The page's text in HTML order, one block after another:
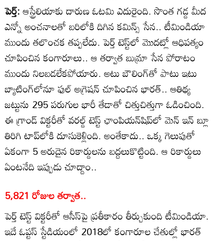
పెర్త్:ఆస్ట్రేలియాకు దారుణ ఓటమి ఎదురైంది. సొంత గడ్డ మీద
ఎన్నో అంచనాలతో బరిలోకి దిగిన కమిన్స్ సేన.. టీమిండియా
ముందు తలొంచక తప్పలేదు. పెర్త్ టెస్ట్‌లో మొదట్లో ఆధిపత్యం
చూపించిన కంగారూలు.. ఆ తర్వాత బుమ్రా సేన పోరాటం
ముందు నిలబడలేకపోయారు. అటు బౌలింగ్‌తో పాటు ఇటు
బ్యాటింగ్‌లోనూ ఫుల్ అగ్రెషన్ చూపించిన భారత్.. ఆతిథ్య
జట్టును 295 పరుగుల భారీ తేడాతో చిత్తుచిత్తుగా ఓడించింది.
ఈ గ్రాండ్ విక్టరీతో వరల్డ్ టెస్ట్ ఛాంపియన్‌షిప్‌లో మెన్ ఇన్ బ్లూ
తిరిగి టాప్‌లోకి దూసుకెళ్లింది. అంతేకాదు.. ఒక్క గెలుపుతో
ఏకంగా 5 అరుదైన రికార్డులను బద్దలుకొట్టింది. ఆ రికార్డులు
ఏంటనేది ఇప్పుడు చూద్దాం..
5,821 రోజుల తర్వాత..
పెర్త్ టెస్ట్ విక్టరీతో ఆసీస్‌పై ప్రతీకారం తీర్చుకుంది టీమిండియా.
ఇదే ఓప్టస్ స్టేడియంలో 2018లో కంగారూల చేతుల్లో భారత్